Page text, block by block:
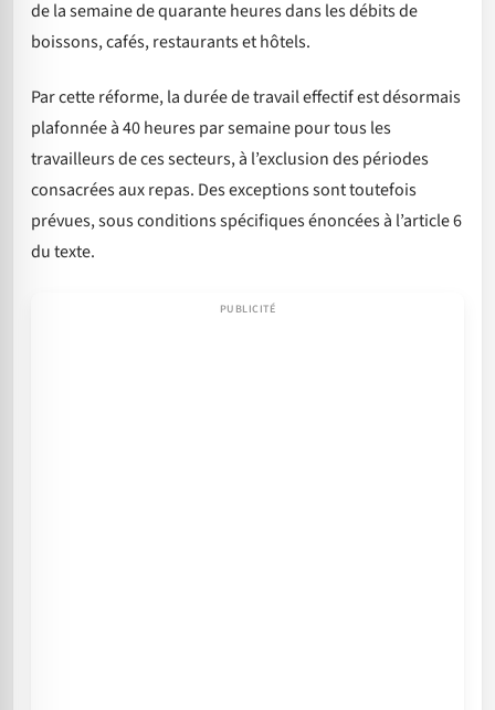
de la semaine de quarante heures dans les débits de
boissons, cafés, restaurants et hôtels.
Par cette réforme, la durée de travail effectif est désormais
plafonnée à 40 heures par semaine pour tous les
travailleurs de ces secteurs, à l’exclusion des périodes
consacrées aux repas. Des exceptions sont toutefois
prévues, sous conditions spécifiques énoncées à l’article 6
du texte.